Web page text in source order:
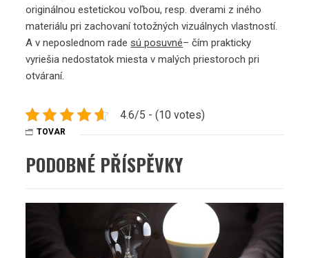
originálnou estetickou voľbou, resp. dverami z iného
materiálu pri zachovaní totožných vizuálnych vlastností.
A v neposlednom radesú posuvné– čím prakticky
vyriešia nedostatok miesta v malých priestoroch pri
otváraní.
4.6/5 - (10 votes)
TOVAR
PODOBNÉ PŘÍSPĚVKY